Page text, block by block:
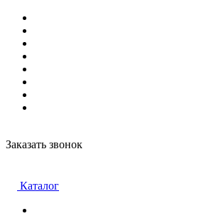
Заказать звонок
Каталог